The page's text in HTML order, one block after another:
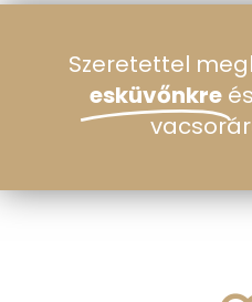
Szeretettel
esküvőnkre